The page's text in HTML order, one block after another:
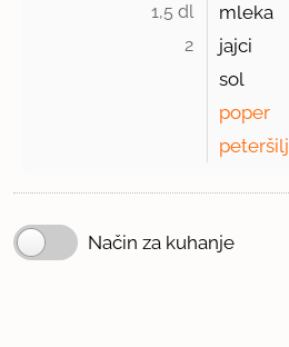
1,5 dl mleka
2
jajci
sol
poper
peteršilj
Način za kuhanje